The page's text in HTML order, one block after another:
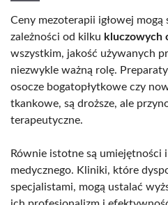
Ceny mezoterapii igłowej mogą
zależności od kilku kluczowych
wszystkim, jakość używanych
niezwykle ważną rolę.
osocze bogatopłytkowe czy
tkankowe, są droższe, ale
terapeutyczne.
Równie istotne są umiejętności
medycznego. Kliniki, które
specjalistami, mogą ustalać